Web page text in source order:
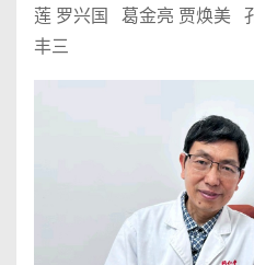
莲 罗兴国 葛金亮 贾焕美
丰三